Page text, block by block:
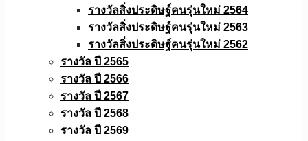
รางวัลสิ่งประดิษฐ์คนรุ่นใหม่ 2564
รางวัลสิ่งประดิษฐ์คนรุ่นใหม่ 2563
รางวัลสิ่งประดิษฐ์คนรุ่นใหม่ 2562
รางวัล ปี 2565
รางวัล ปี 2566
รางวัล ปี 2567
รางวัล ปี 2568
รางวัล ปี 2569